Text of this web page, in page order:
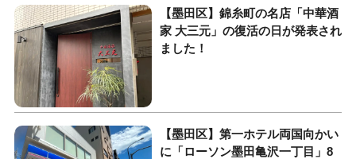
【墨田区】錦糸町の名店「中華酒
家 大三元」の復活の日が発表され
ました！
【墨田区】第一ホテル両国向かい
に「ローソン墨田亀沢一丁目」8